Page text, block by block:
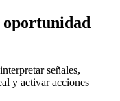
oportunidad
señales,
y activar acciones